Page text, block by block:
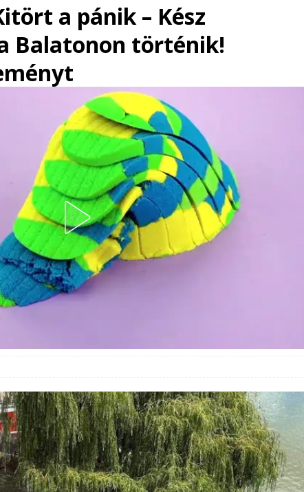
a pánik – Kész
Balatonon történik!